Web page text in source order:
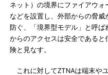
ネット）の境界にファイアウ
などを設置し、外部からの脅
防ぐ、「境界型モデル」と呼
からのアクセスは安全である
険と見なす。
これに対してZTNAは端末や